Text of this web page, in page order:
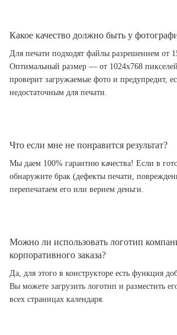
Какое качество должно быть у
Для печати подходят файлы разрешением от
Оптимальный размер — от 1024x768
проверит загружаемые фото и предупредит,
недостаточным для печати.
Что если мне не понравится результат?
Мы даем 100% гарантию качества! Если в
обнаружите брак (дефекты печати,
перепечатаем его или вернем деньги.
Можно ли использовать логотип
корпоративного заказа?
Да, для этого в конструкторе есть функция
Вы можете загрузить логотип и разместить
всех страницах календаря.